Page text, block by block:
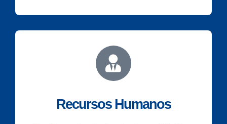
Recursos Humanos